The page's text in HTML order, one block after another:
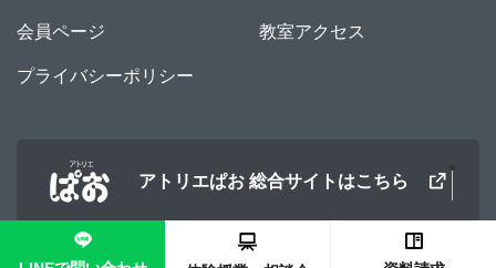
会員ページ 教室アクセス
プライバシーポリシー
アトリエぱお 総合サイトはこちら